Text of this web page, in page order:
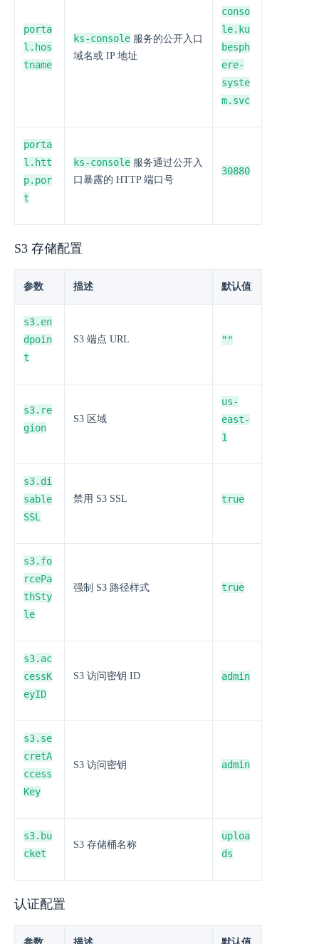
porta
l.hos
tname
ks-console 服务的公开入口
域名或 IP 地址
conso
le.ku
besph
ere-
syste
m.svc
porta
l.htt
p.por
t
ks-console 服务通过公开入
口暴露的 HTTP 端口号
30880
S3 存储配置
参数 描述 默认值
s3.en
dpoin
t
S3 端点 URL ""
s3.re
gion
S3 区域
us-
east-
1
s3.di
sable
SSL
禁用 S3 SSL true
s3.fo
rcePa
thSty
le
强制 S3 路径样式 true
s3.ac
cessK
eyID
S3 访问密钥 ID admin
s3.se
cretA
ccess
Key
S3 访问密钥 admin
s3.bu
cket
S3 存储桶名称
uploa
ds
认证配置